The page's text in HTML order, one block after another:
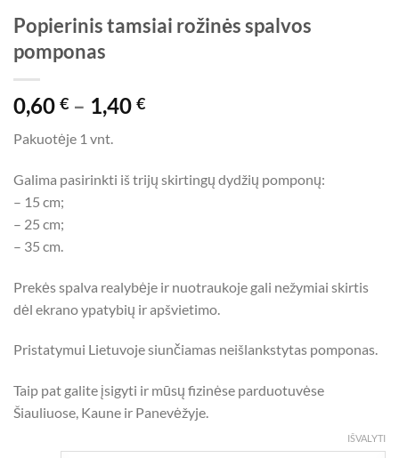
Popierinis tamsiai rožinės spalvos
pomponas
0,60 € – 1,40 €Price
through
1,40 €
Pakuotėje 1 vnt.
Galima pasirinkti iš trijų skirtingų dydžių pomponų:
– 15 cm;
– 25 cm;
– 35 cm.
Prekės spalva realybėje ir nuotraukoje gali nežymiai skirtis
dėl ekrano ypatybių ir apšvietimo.
Pristatymui Lietuvoje siunčiamas neišlankstytas pomponas.
Taip pat galite įsigyti ir mūsų fizinėse parduotuvėse
Šiauliuose, Kaune ir Panevėžyje.
IŠVALYTI